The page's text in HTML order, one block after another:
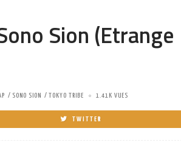
Sion (Etrange
SONO SION TOKYO TRIBE 1.41K VUES
TWITTER